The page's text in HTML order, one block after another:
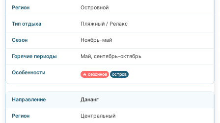
Островной
Пляжный / Релакс
Ноябрь-май
Май, сентябрь-октябрь
🔥 сезонное остров
Дананг
Центральный